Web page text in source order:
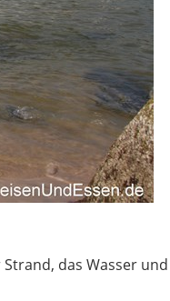
das Wasser und